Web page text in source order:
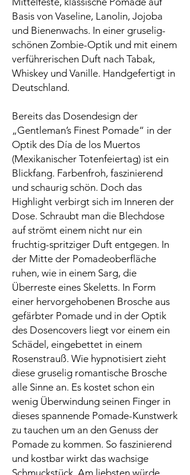
Basis von Vaseline, Lanolin, Jojoba
und Bienenwachs. In einer gruselig-
schönen Zombie-Optik und mit einem
verführerischen Duft nach Tabak,
Whiskey und Vanille. Handgefertigt in
Deutschland.
Bereits das Dosendesign der
„Gentleman’s Finest Pomade“ in der
Optik des Día de los Muertos
(Mexikanischer Totenfeiertag) ist ein
Blickfang. Farbenfroh, faszinierend
und schaurig schön. Doch das
Highlight verbirgt sich im Inneren der
Dose. Schraubt man die Blechdose
auf strömt einem nicht nur ein
fruchtig-spritziger Duft entgegen. In
der Mitte der Pomadeoberfläche
ruhen, wie in einem Sarg, die
Überreste eines Skeletts. In Form
einer hervorgehobenen Brosche aus
gefärbter Pomade und in der Optik
des Dosencovers liegt vor einem ein
Schädel, eingebettet in einem
Rosenstrauß. Wie hypnotisiert zieht
diese gruselig romantische Brosche
alle Sinne an. Es kostet schon ein
wenig Überwindung seinen Finger in
dieses spannende Pomade-Kunstwerk
zu tauchen um an den Genuss der
Pomade zu kommen. So faszinierend
und kostbar wirkt das wachsige
Schmuckstück. Am liebsten würde